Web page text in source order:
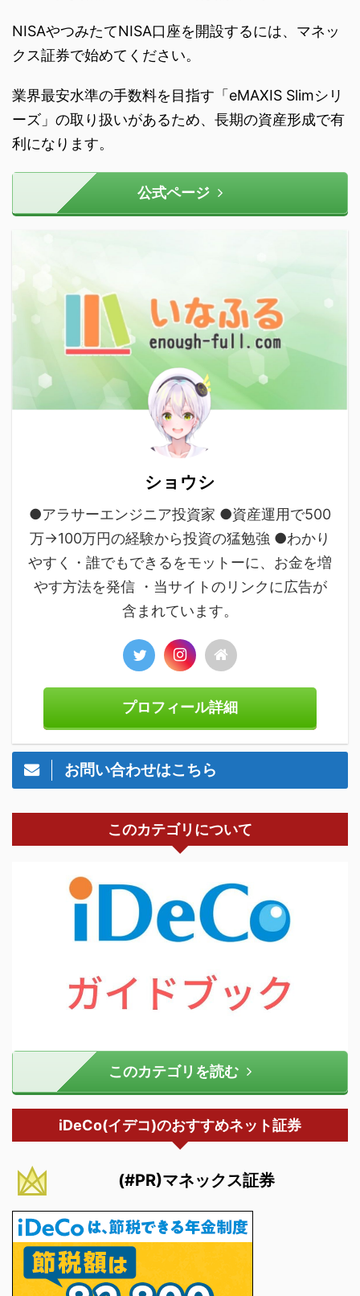
NISAやつみたてNISA口座を開設するには、マネッ
クス証券で始めてください。
業界最安水準の手数料を目指す「eMAXIS Slimシリ
ーズ」の取り扱いがあるため、長期の資産形成で有
利になります。
公式ページ
ショウシ
●アラサーエンジニア投資家 ●資産運用で500
万→100万円の経験から投資の猛勉強 ●わかり
やすく・誰でもできるをモットーに、お金を増
やす方法を発信 ・当サイトのリンクに広告が
含まれています。
プロフィール詳細
お問い合わせはこちら
このカテゴリについて
このカテゴリを読む
iDeCo(イデコ)のおすすめネット証券
(#PR)マネックス証券